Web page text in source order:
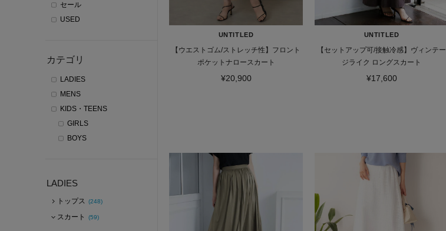
セール
USED
カテゴリ
LADIES
MENS
KIDS・TEENS
GIRLS
BOYS
LADIES
トップス (248)
スカート (59)
UNTITLED
【ウエストゴム/ストレッチ性】フロント
ポケットナロースカート
¥20,900
UNTITLED
【セットアップ可/接触冷感】ヴィンテー
ジライク ロングスカート
¥17,600